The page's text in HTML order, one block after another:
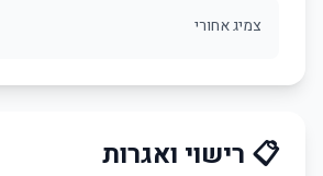
צמיג אחורי
📋 רישוי ואגרות